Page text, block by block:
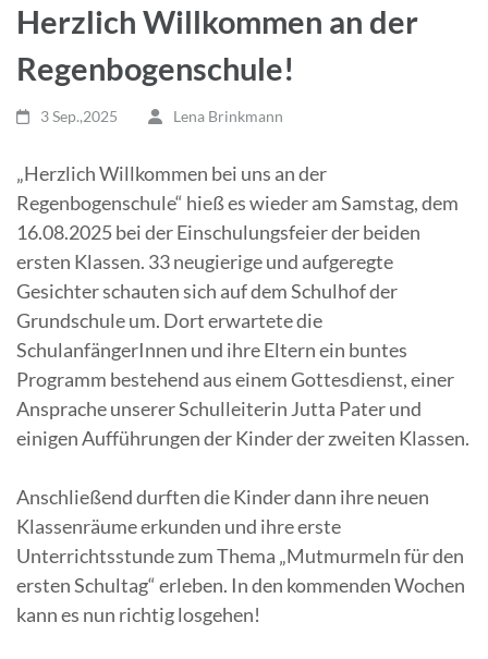
Herzlich Willkommen an der
Regenbogenschule!
3 Sep.,2025 Lena Brinkmann
„Herzlich Willkommen bei uns an der
Regenbogenschule“ hieß es wieder am Samstag, dem
16.08.2025 bei der Einschulungsfeier der beiden
ersten Klassen. 33 neugierige und aufgeregte
Gesichter schauten sich auf dem Schulhof der
Grundschule um. Dort erwartete die
SchulanfängerInnen und ihre Eltern ein buntes
Programm bestehend aus einem Gottesdienst, einer
Ansprache unserer Schulleiterin Jutta Pater und
einigen Aufführungen der Kinder der zweiten Klassen.
Anschließend durften die Kinder dann ihre neuen
Klassenräume erkunden und ihre erste
Unterrichtsstunde zum Thema „Mutmurmeln für den
ersten Schultag“ erleben. In den kommenden Wochen
kann es nun richtig losgehen!